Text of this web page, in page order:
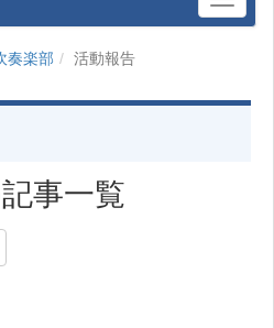
奏楽部 活動報告
事一覧